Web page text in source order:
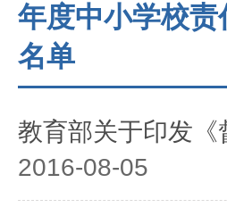
年度中小学校
名单
教育部关于印发
2016-08-05